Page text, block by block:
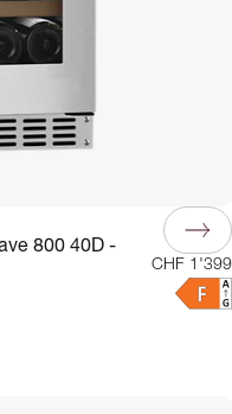
800 40D -
CHF 1'399